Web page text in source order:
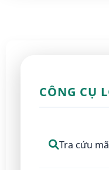
CÔNG CỤ
Tra cứu